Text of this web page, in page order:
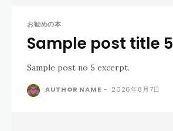
お勧めの本
Sample post title 5
Sample post no 5 excerpt.
AUTHOR NAME - 2026年8月7日